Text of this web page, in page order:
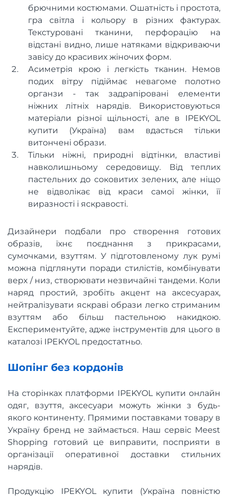
брючними костюмами. Ошатність і простота,
гра світла і кольору в різних фактурах.
Текстуровані тканини, перфорацію на
відстані видно, лише натяками відкриваючи
завісу до красивих жіночих форм.
Асиметрія крою і легкість тканин. Немов
подих вітру підіймає невагоме полотно
органзи - так задрапіровані елементи
ніжних літніх нарядів. Використовуються
матеріали різної щільності, але в IPEKYOL
купити (Україна) вам вдасться тільки
витончені образи.
Тільки ніжні, природні відтінки, властиві
навколишньому середовищу. Від теплих
пастельних до соковитих зелених, але ніщо
не відволікає від краси самої жінки, її
виразності і яскравості.
Дизайнери подбали про створення готових
образів, їхнє поєднання з прикрасами,
сумочками, взуттям. У підготовленому лук румі
можна підглянути поради стилістів, комбінувати
верх / низ, створювати незвичайні тандеми. Коли
наряд простий, зробіть акцент на аксесуарах,
нейтралізувати яскраві образи легко стриманим
взуттям або більш пастельною накидкою.
Експериментуйте, адже інструментів для цього в
каталозі IPEKYOL предостатньо.
Шопінг без кордонів
На сторінках платформи IPEKYOL купити онлайн
одяг, взуття, аксесуари можуть жінки з будь-
якого континенту. Прямими поставками товару в
Україну бренд не займається. Наш сервіс Meest
Shopping готовий це виправити, посприяти в
організації оперативної доставки стильних
нарядів.
Продукцію IPEKYOL купити (Україна повністю